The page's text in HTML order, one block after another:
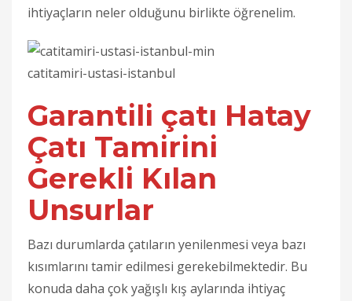
ihtiyaçların neler olduğunu birlikte öğrenelim.
catitamiri-ustasi-istanbul
Garantili çatı Hatay
Çatı Tamirini
Gerekli Kılan
Unsurlar
Bazı durumlarda çatıların yenilenmesi veya bazı
kısımlarını tamir edilmesi gerekebilmektedir. Bu
konuda daha çok yağışlı kış aylarında ihtiyaç